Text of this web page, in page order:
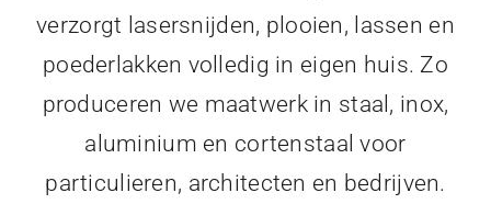
verzorgt lasersnijden, plooien, lassen en
poederlakken volledig in eigen huis. Zo
produceren we maatwerk in staal, inox,
aluminium en cortenstaal voor
particulieren, architecten en bedrijven.